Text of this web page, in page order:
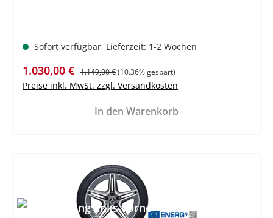
Sofort verfügbar, Lieferzeit: 1-2 Wochen
Verkaufspreis:
1.030,00 € Regulärer Preis:
1.149,00 €(10.36% gespart)
Preise inkl. MwSt. zzgl. Versandkosten
In den Warenkorb